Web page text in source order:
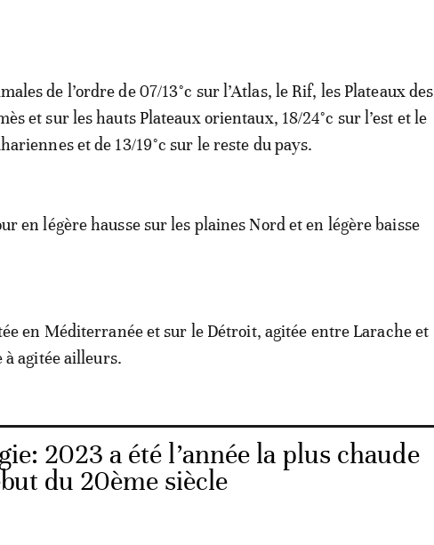
de l’ordre de 07/13°c sur l’Atlas, le Rif, les Plateaux des
et sur les hauts Plateaux orientaux, 18/24°c sur l’est et le
et de 13/19°c sur le reste du pays.
en légère hausse sur les plaines Nord et en légère baisse
en Méditerranée et sur le Détroit, agitée entre Larache et
à agitée ailleurs.
2023 a été l’année la plus chaude
du 20ème siècle